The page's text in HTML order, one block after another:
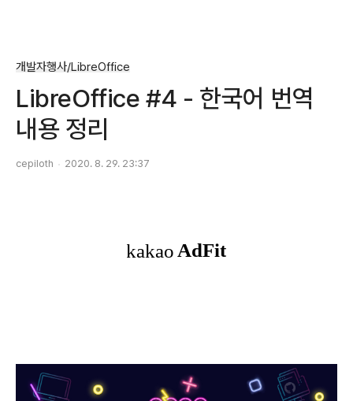
개발자행사/LibreOffice
LibreOffice #4 - 한국어 번역
내용 정리
cepiloth 2020. 8. 29. 23:37